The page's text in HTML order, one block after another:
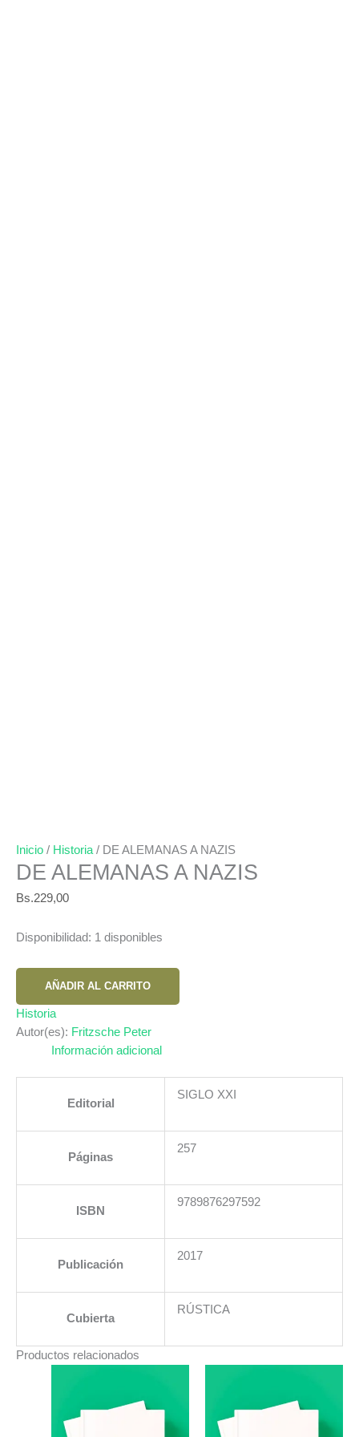
Inicio / Historia / DE ALEMANAS A NAZIS
DE ALEMANAS A NAZIS
Bs.229,00
Disponibilidad: 1 disponibles
DE
ALEMANAS
A
NAZIS
cantidad
AÑADIR AL CARRITO
Historia
Autor(es): Fritzsche Peter
Información adicional
Editorial
SIGLO XXI
Páginas
257
ISBN
9789876297592
Publicación
2017
Cubierta
RÚSTICA
Productos relacionados